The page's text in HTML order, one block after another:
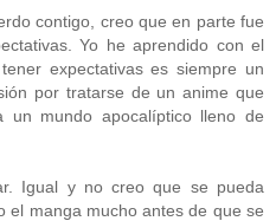
contigo, creo que en parte fue
Yo he aprendido con el
expectativas es siempre un
por tratarse de un anime que
un mundo apocalíptico lleno de
Igual y no creo que se pueda
el manga mucho antes de que se